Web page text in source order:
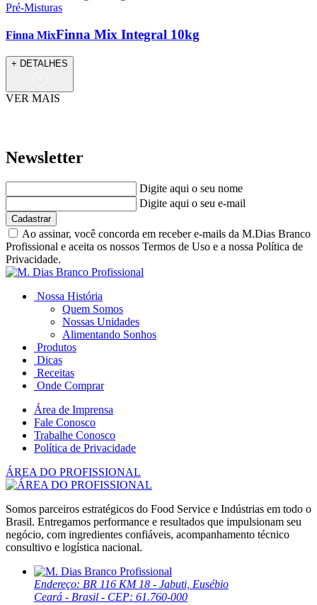
Pré-Misturas
Finna MixFinna Mix Integral 10kg
+ DETALHES
VER MAIS
Newsletter
Digite aqui o seu nome
Digite aqui o seu e-mail
Cadastrar
Ao assinar, você concorda em receber e-mails da M.Dias Branco
Profissional e aceita os nossos Termos de Uso e a nossa Política de
Privacidade.
Nossa História
Quem Somos
Nossas Unidades
Alimentando Sonhos
Produtos
Dicas
Receitas
Onde Comprar
Área de Imprensa
Fale Conosco
Trabalhe Conosco
Política de Privacidade
ÁREA DO PROFISSIONAL
Somos parceiros estratégicos do Food Service e Indústrias em todo o
Brasil. Entregamos performance e resultados que impulsionam seu
negócio, com ingredientes confiáveis, acompanhamento técnico
consultivo e logística nacional.
Endereço: BR 116 KM 18 - Jabuti, Eusébio
Ceará - Brasil - CEP: 61.760-000